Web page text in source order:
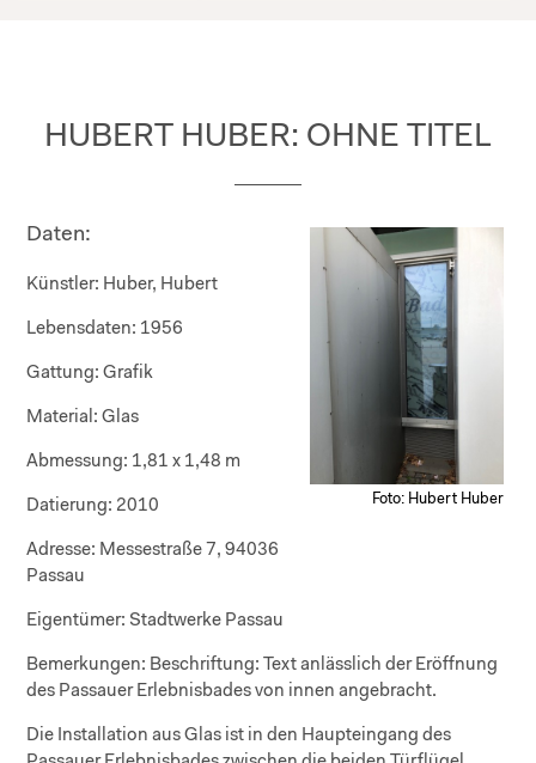
HUBERT HUBER: OHNE TITEL
Foto: Hubert Huber
Daten:
Künstler: Huber, Hubert
Lebensdaten: 1956
Gattung: Grafik
Material: Glas
Abmessung: 1,81 x 1,48 m
Datierung: 2010
Adresse: Messestraße 7, 94036
Passau
Eigentümer: Stadtwerke Passau
Bemerkungen: Beschriftung: Text anlässlich der Eröffnung
des Passauer Erlebnisbades von innen angebracht.
Die Installation aus Glas ist in den Haupteingang des